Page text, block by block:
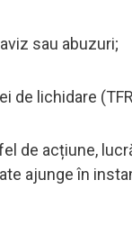
sau abuzuri;
de lichidare
de acțiune,
ajunge în